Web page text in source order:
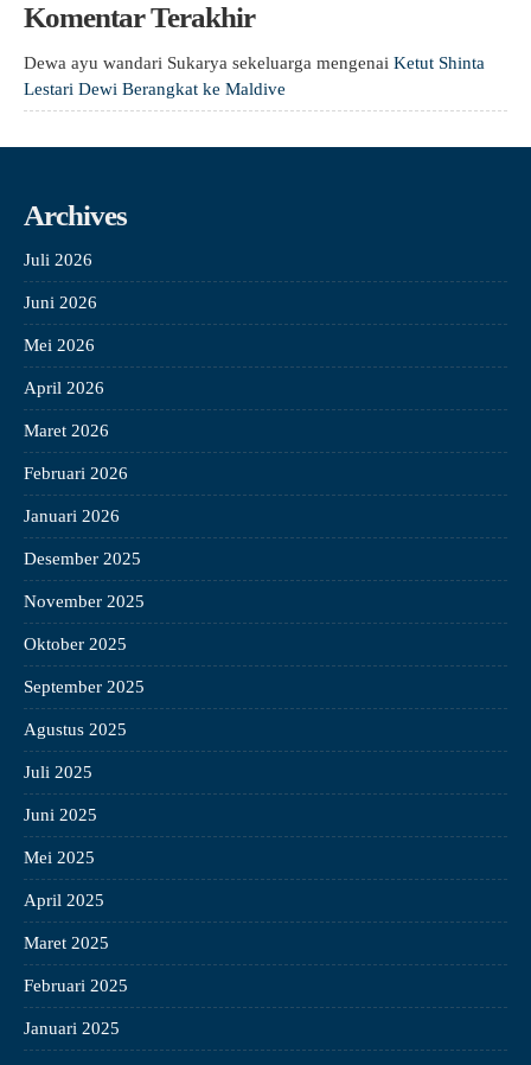
Komentar Terakhir
Dewa ayu wandari Sukarya sekeluarga mengenai Ketut Shinta
Lestari Dewi Berangkat ke Maldive
Archives
Juli 2026
Juni 2026
Mei 2026
April 2026
Maret 2026
Februari 2026
Januari 2026
Desember 2025
November 2025
Oktober 2025
September 2025
Agustus 2025
Juli 2025
Juni 2025
Mei 2025
April 2025
Maret 2025
Februari 2025
Januari 2025